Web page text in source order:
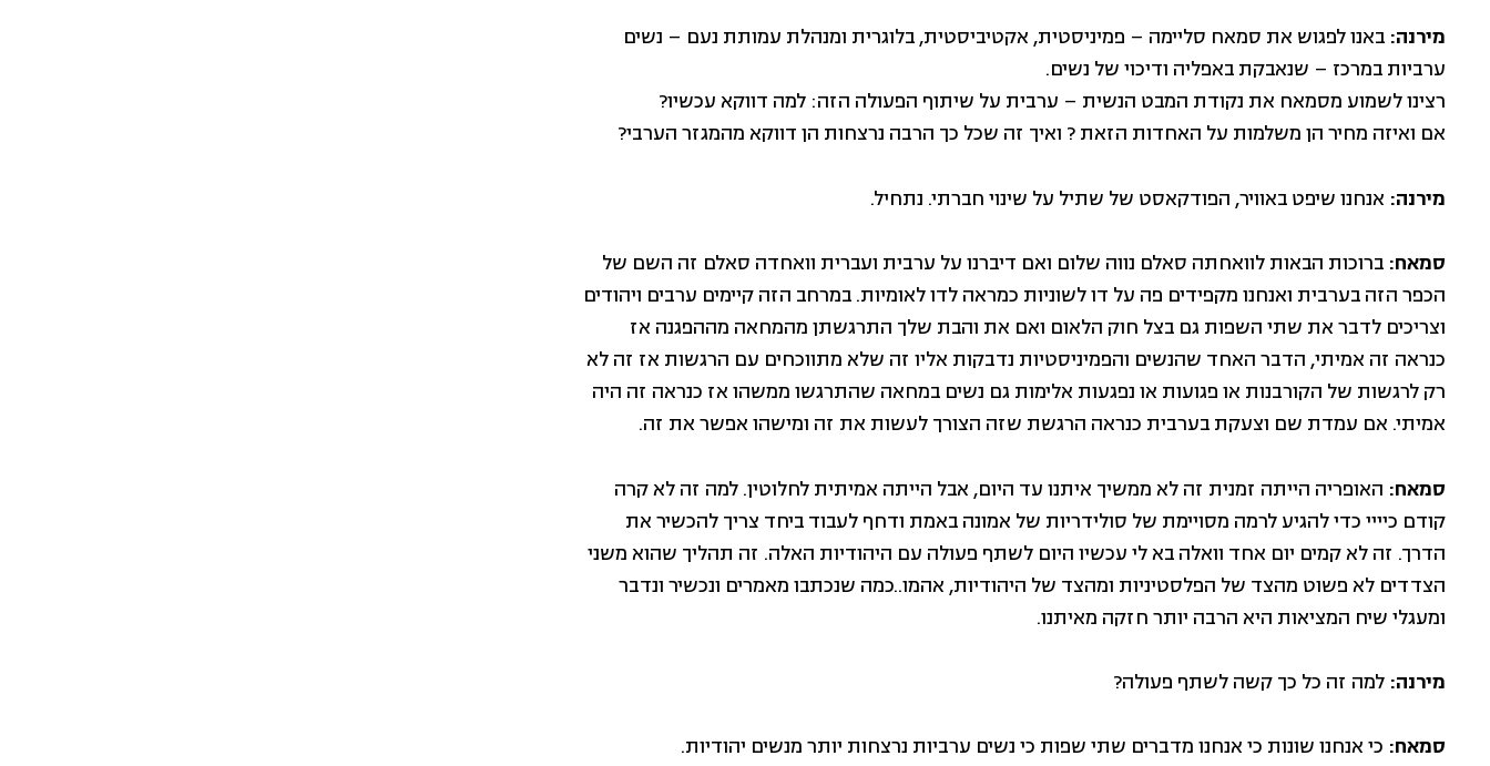
מירנה: באנו לפגוש את סמאח סליימה – פמיניסטית, אקטיביסטית, בלוגרית ומנהלת עמותת נעם – נשים
ערביות במרכז – שנאבקת באפליה ודיכוי של נשים.
רצינו לשמוע מסמאח את נקודת המבט הנשית – ערבית על שיתוף הפעולה הזה: למה דווקא עכשיו?
אם ואיזה מחיר הן משלמות על האחדות הזאת ? ואיך זה שכל כך הרבה נרצחות הן דווקא מהמגזר הערבי?
מירנה: אנחנו שיפט באוויר, הפודקאסט של שתיל על שינוי חברתי. נתחיל.
סמאח: ברוכות הבאות לוואחתה סאלם נווה שלום ואם דיברנו על ערבית ועברית וואחדה סאלם זה השם של
הכפר הזה בערבית ואנחנו מקפידים פה על דו לשוניות כמראה לדו לאומיות. במרחב הזה קיימים ערבים ויהודים
וצריכים לדבר את שתי השפות גם בצל חוק הלאום ואם את והבת שלך התרגשתן מהמחאה מההפגנה אז
כנראה זה אמיתי, הדבר האחד שהנשים והפמיניסטיות נדבקות אליו זה שלא מתווכחים עם הרגשות אז זה לא
רק לרגשות של הקורבנות או פגועות או נפגעות אלימות גם נשים במחאה שהתרגשו ממשהו אז כנראה זה היה
אמיתי. אם עמדת שם וצעקת בערבית כנראה הרגשת שזה הצורך לעשות את זה ומישהו אפשר את זה.
סמאח: האופריה הייתה זמנית זה לא ממשיך איתנו עד היום, אבל הייתה אמיתית לחלוטין. למה זה לא קרה
קודם כיייי כדי להגיע לרמה מסויימת של סולידריות של אמונה באמת ודחף לעבוד ביחד צריך להכשיר את
הדרך. זה לא קמים יום אחד וואלה בא לי עכשיו היום לשתף פעולה עם היהודיות האלה. זה תהליך שהוא משני
הצדדים לא פשוט מהצד של הפלסטיניות ומהצד של היהודיות, אהמו..כמה שנכתבו מאמרים ונכשיר ונדבר
ומעגלי שיח המציאות היא הרבה יותר חזקה מאיתנו.
מירנה: למה זה כל כך קשה לשתף פעולה?
סמאח: כי אנחנו שונות כי אנחנו מדברים שתי שפות כי נשים ערביות נרצחות יותר מנשים יהודיות.